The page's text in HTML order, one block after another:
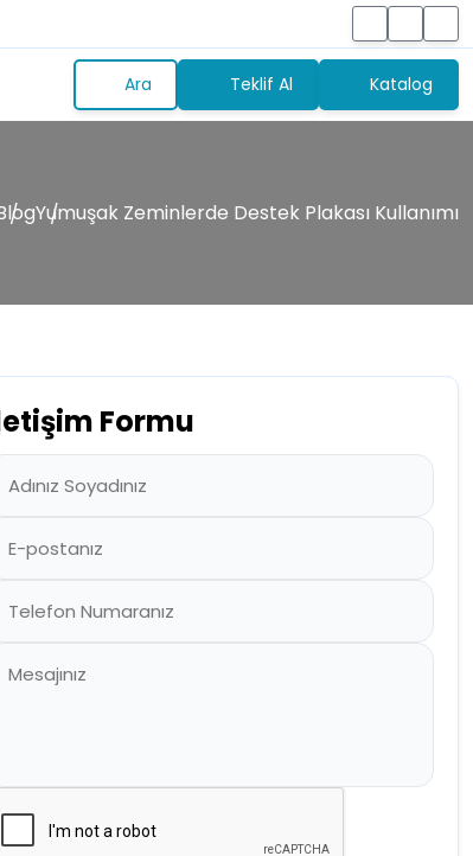
Ara Teklif Al Katalog
Yumuşak Zeminlerde Destek Plakası Kullanımı
Formu